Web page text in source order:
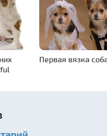
Первая вязка